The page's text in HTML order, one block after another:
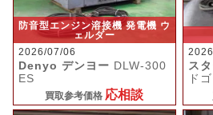
防音型エンジン溶接機 発電機 ウ
ェルダー
2026/07/06
Denyo デンヨー DLW-300
ES
買取参考価格 応相談
ス
ド